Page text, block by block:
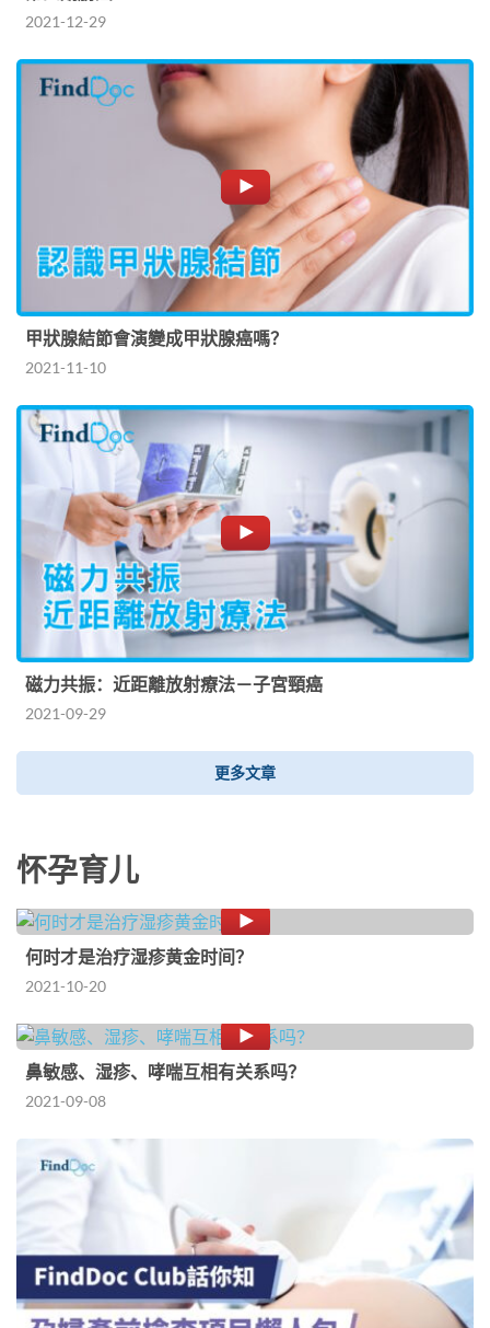
2021-12-29
甲狀腺結節會演變成甲狀腺癌嗎？
2021-11-10
磁力共振：近距離放射療法－子宮頸癌
2021-09-29
更多文章
怀孕育儿
何时才是治疗湿疹黄金时间？
2021-10-20
鼻敏感、湿疹、哮喘互相有关系吗？
2021-09-08